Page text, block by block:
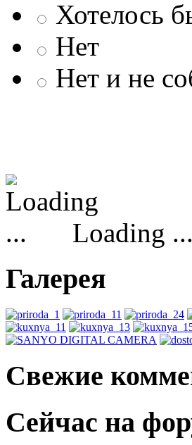
Хотелось
Нет
Нет и не
Loading ...
Галерея
Свежие
Сейчас на